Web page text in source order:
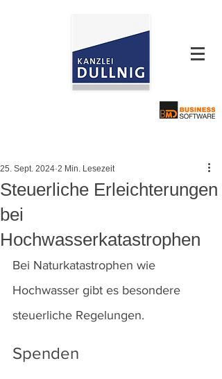
Steuerliche Erleichterungen
bei
Hochwasserkatastrophen
25. Sept. 2024 2 Min. Lesezeit
Bei Naturkatastrophen wie
Hochwasser gibt es besondere
steuerliche Regelungen.
Spenden